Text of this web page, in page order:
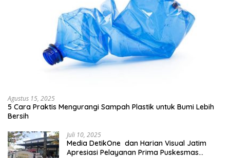
Agustus 15, 2025
5 Cara Praktis Mengurangi Sampah Plastik untuk Bumi Lebih
Bersih
Juli 10, 2025
Media DetikOne dan Harian Visual Jatim
Apresiasi Pelayanan Prima Puskesmas